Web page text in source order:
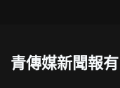
青傳媒新聞報